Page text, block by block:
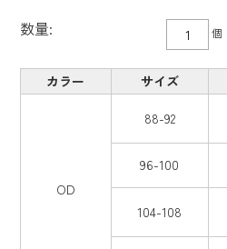
数量:
個
カラー サイズ
OD
88-92
96-100
104-108